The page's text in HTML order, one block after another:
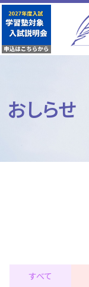
おしらせ
すべて